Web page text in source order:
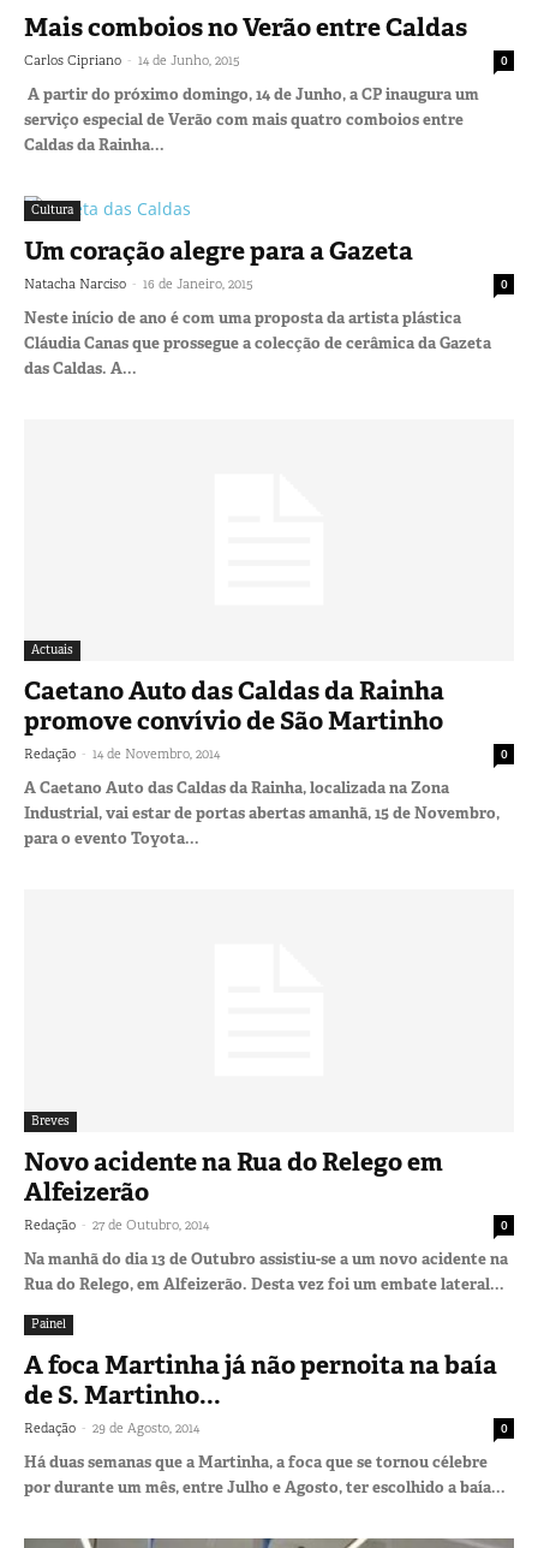
Mais comboios no Verão entre Caldas
Carlos Cipriano - 14 de Junho, 2015 0
A partir do próximo domingo, 14 de Junho, a CP inaugura um
serviço especial de Verão com mais quatro comboios entre
Caldas da Rainha...
Cultura
Um coração alegre para a Gazeta
Natacha Narciso - 16 de Janeiro, 2015 0
Neste início de ano é com uma proposta da artista plástica
Cláudia Canas que prossegue a colecção de cerâmica da Gazeta
das Caldas. A...
Actuais
Caetano Auto das Caldas da Rainha
promove convívio de São Martinho
Redação - 14 de Novembro, 2014 0
A Caetano Auto das Caldas da Rainha, localizada na Zona
Industrial, vai estar de portas abertas amanhã, 15 de Novembro,
para o evento Toyota...
Breves
Novo acidente na Rua do Relego em
Alfeizerão
Redação - 27 de Outubro, 2014 0
Na manhã do dia 13 de Outubro assistiu-se a um novo acidente na
Rua do Relego, em Alfeizerão. Desta vez foi um embate lateral...
Painel
A foca Martinha já não pernoita na baía
de S. Martinho...
Redação - 29 de Agosto, 2014 0
Há duas semanas que a Martinha, a foca que se tornou célebre
por durante um mês, entre Julho e Agosto, ter escolhido a baía...